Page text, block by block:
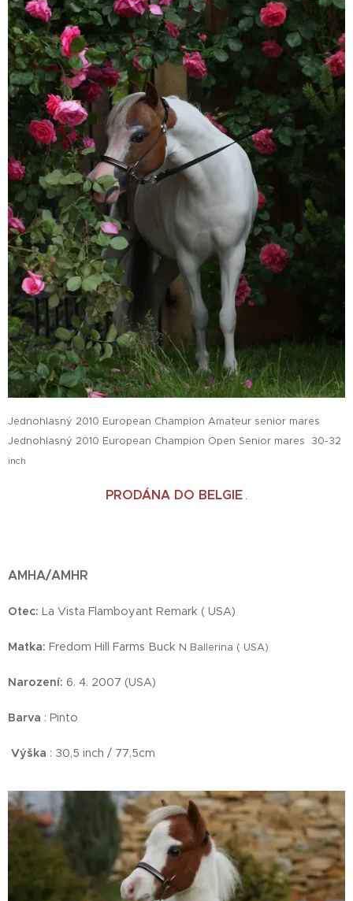
Jednohlasný 2010 European Champion Amateur senior mares
Jednohlasný 2010 European Champion Open Senior mares 30-32
inch
PRODÁNA DO BELGIE .
AMHA/AMHR
Otec: La Vista Flamboyant Remark ( USA)
Matka: Fredom Hill Farms Buck N Ballerina ( USA)
Narození: 6. 4. 2007 (USA)
Barva : Pinto
Výška : 30,5 inch / 77,5cm